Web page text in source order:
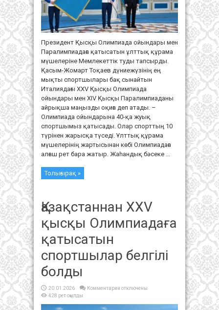
туды
тапсырды
Президент Қысқы Олимпиада ойындары мен
Паралимпиадаға қатысатын ұлттық құрама
мүшелеріне Мемлекеттік туды тапсырды.
Қасым-Жомарт Тоқаев дүниежүзінің ең
мықты спортшылары бақ сынайтын
Италиядағы XXV Қысқы Олимпиада
ойындары мен XIV Қысқы Паралимпиаданы
айрықша маңызды оқиға деп атады. –
Олимпиада ойындарына 40-қа жуық
спортшымыз қатысады. Олар спорттың 10
түрінен жарысқа түседі. Ұлттық құрама
мүшелерінің жартысынан көбі Олимпиадаға
алғаш рет бара жатыр. Жаһандық бәсеке ...
Толығырақ »
Қазақстаннан XXV
қысқы Олимпиадаға
қатысатын
спортшылар белгілі
болды
20.01.2026 Комментарии к
XXV
отключены
428 рет оқылды